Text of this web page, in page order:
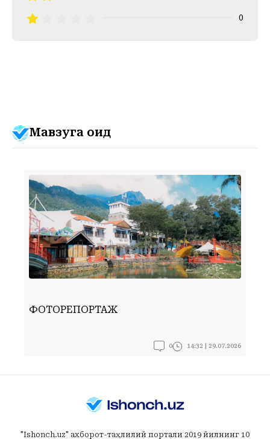
0
Мавзуга оид
ФОТОРЕПОРТАЖ
0 14:32 | 29.07.2026
"Ishonch.uz" ахборот-таҳлилий портали 2019 йилнинг 10